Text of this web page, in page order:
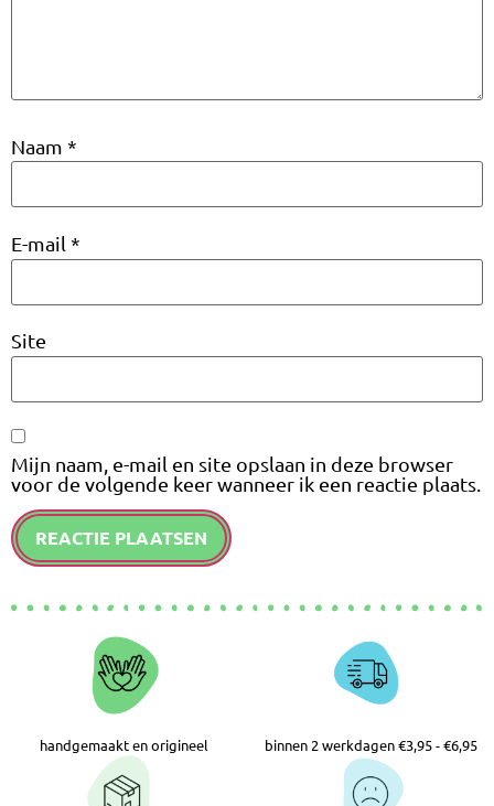
Naam *
E-mail *
Site
Mijn naam, e-mail en site opslaan in deze browser
voor de volgende keer wanneer ik een reactie plaats.
handgemaakt en origineel binnen 2 werkdagen €3,95 - €6,95